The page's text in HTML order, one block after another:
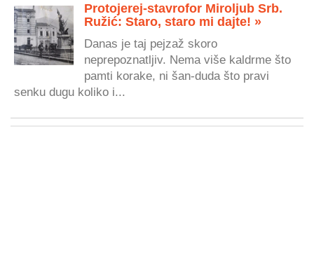
Protojerej-stavrofor Miroljub Srb.
Ružić: Staro, staro mi dajte! »
Danas je taj pejzaž skoro
neprepoznatljiv. Nema više kaldrme što
pamti korake, ni šan-duda što pravi
senku dugu koliko i...